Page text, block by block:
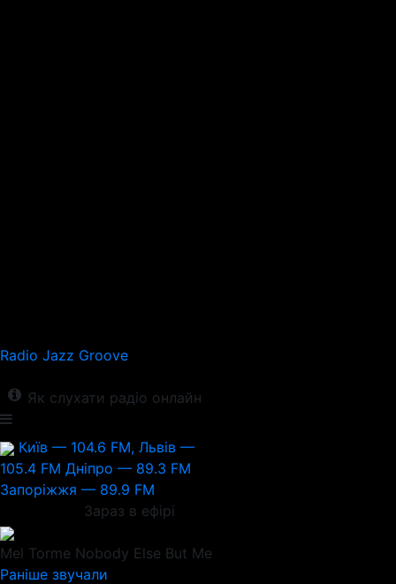
Radio Jazz Groove
Як слухати радіо онлайн
Київ — 104.6 FM, Львів —
105.4 FM Дніпро — 89.3 FM
Запоріжжя — 89.9 FM
Зараз в ефірі
Mel Torme Nobody Else But Me
Раніше звучали